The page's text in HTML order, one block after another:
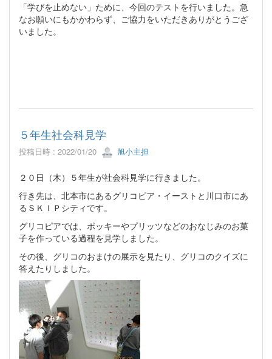
「学びを止めない」ために、今回のテストを行いました。急
なお願いにもかかわらず、ご協力をいただきありがとうござ
いました。
５年生社会科見学
投稿日時 : 2022/01/20 旭小主担
２０日（木）５年生が社会科見学に行きました。
行き先は、北本市にあるグリコピア・イーストと川口市にあ
るＳＫＩＰシティです。
グリコピアでは、ポッキーやプリッツなどのおなじみのお菓
子を作っている過程を見学しました。
その後、グリコのおまけの展示を見たり、グリコのクイズに
答えたりしました。